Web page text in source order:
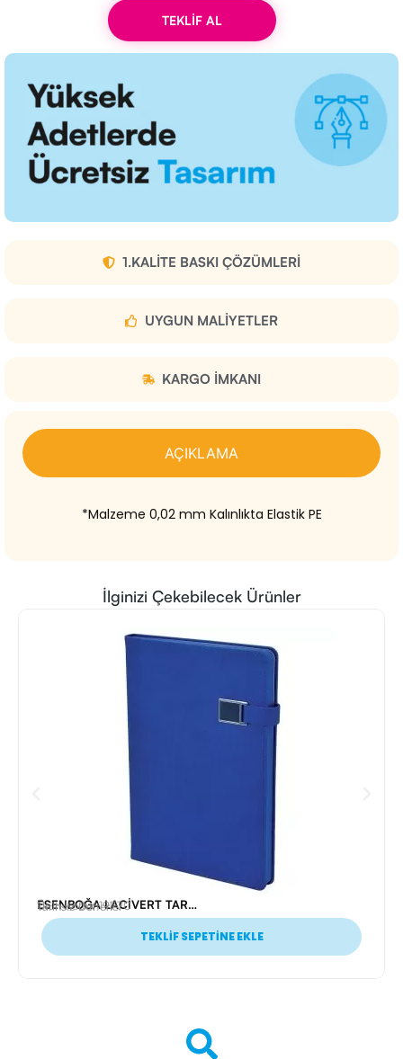
TEKLİF AL
1.KALITE BASKI ÇÖZÜMLERI
UYGUN MALIYETLER
KARGO IMKANI
AÇIKLAMA
*Malzeme 0,02 mm Kalınlıkta Elastik PE
İlginizi Çekebilecek Ürünler
ESENBOĞA LACİVERT TARİHSİZ DEFTER (13X21 CM)
Ürün Kodu: 19770
Tarihsiz Defterler
TEKLİF SEPETİNE EKLE